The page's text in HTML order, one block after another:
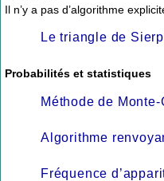
Il n’y a pas d’algorithme
Le triangle de
Probabilités et statistiques
Méthode de
Algorithme
Fréquence